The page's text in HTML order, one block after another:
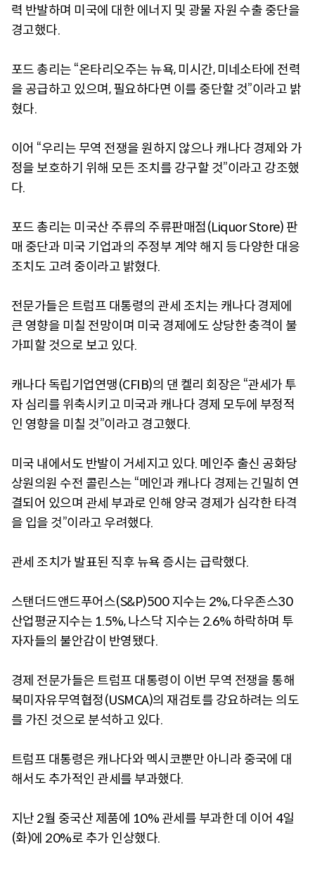
력 반발하며 미국에 대한 에너지 및 광물 자원 수출 중단을
경고했다.
포드 총리는 “온타리오주는 뉴욕, 미시간, 미네소타에 전력
을 공급하고 있으며, 필요하다면 이를 중단할 것”이라고 밝
혔다.
이어 “우리는 무역 전쟁을 원하지 않으나 캐나다 경제와 가
정을 보호하기 위해 모든 조치를 강구할 것”이라고 강조했
다.
포드 총리는 미국산 주류의 주류판매점(Liquor Store) 판
매 중단과 미국 기업과의 주정부 계약 해지 등 다양한 대응
조치도 고려 중이라고 밝혔다.
전문가들은 트럼프 대통령의 관세 조치는 캐나다 경제에
큰 영향을 미칠 전망이며 미국 경제에도 상당한 충격이 불
가피할 것으로 보고 있다.
캐나다 독립기업연맹(CFIB)의 댄 켈리 회장은 “관세가 투
자 심리를 위축시키고 미국과 캐나다 경제 모두에 부정적
인 영향을 미칠 것”이라고 경고했다.
미국 내에서도 반발이 거세지고 있다. 메인주 출신 공화당
상원의원 수전 콜린스는 “메인과 캐나다 경제는 긴밀히 연
결되어 있으며 관세 부과로 인해 양국 경제가 심각한 타격
을 입을 것”이라고 우려했다.
관세 조치가 발표된 직후 뉴욕 증시는 급락했다.
스탠더드앤드푸어스(S&P)500 지수는 2%, 다우존스30
산업평균지수는 1.5%, 나스닥 지수는 2.6% 하락하며 투
자자들의 불안감이 반영됐다.
경제 전문가들은 트럼프 대통령이 이번 무역 전쟁을 통해
북미자유무역협정(USMCA)의 재검토를 강요하려는 의도
를 가진 것으로 분석하고 있다.
트럼프 대통령은 캐나다와 멕시코뿐만 아니라 중국에 대
해서도 추가적인 관세를 부과했다.
지난 2월 중국산 제품에 10% 관세를 부과한 데 이어 4일
(화)에 20%로 추가 인상했다.